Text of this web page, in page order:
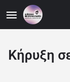
Κήρυξη